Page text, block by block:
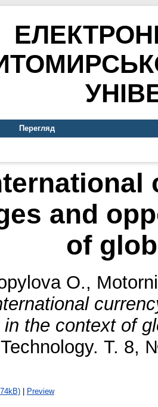
Перегляд
and
of
O.,
the context of
Т. 8,
| Preview